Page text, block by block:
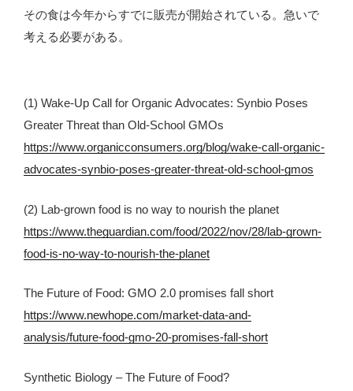
その食は今年からすでに販売が開始されている。急いで
考える必要がある。
(1) Wake-Up Call for Organic Advocates: Synbio Poses
Greater Threat than Old-School GMOs
https://www.organicconsumers.org/blog/wake-call-organic-
advocates-synbio-poses-greater-threat-old-school-gmos
(2) Lab-grown food is no way to nourish the planet
https://www.theguardian.com/food/2022/nov/28/lab-grown-
food-is-no-way-to-nourish-the-planet
The Future of Food: GMO 2.0 promises fall short
https://www.newhope.com/market-data-and-
analysis/future-food-gmo-20-promises-fall-short
Synthetic Biology – The Future of Food?